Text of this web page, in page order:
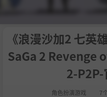
《浪漫沙加2 七
SaGa 2 Revenge
2-P2P-
角色扮演游戏 7